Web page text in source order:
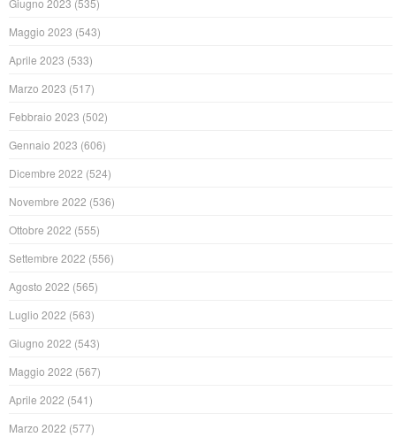
Giugno 2023 (535)
Maggio 2023 (543)
Aprile 2023 (533)
Marzo 2023 (517)
Febbraio 2023 (502)
Gennaio 2023 (606)
Dicembre 2022 (524)
Novembre 2022 (536)
Ottobre 2022 (555)
Settembre 2022 (556)
Agosto 2022 (565)
Luglio 2022 (563)
Giugno 2022 (543)
Maggio 2022 (567)
Aprile 2022 (541)
Marzo 2022 (577)